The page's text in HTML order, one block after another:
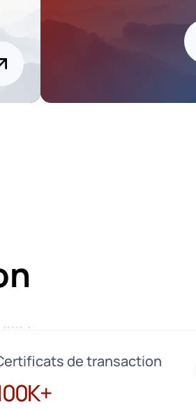
de transaction